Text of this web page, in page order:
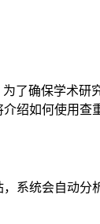
了确保学术
绍如何使用查
系统会自动